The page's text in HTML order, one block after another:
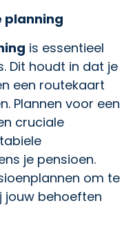
planning
is essentieel
Dit houdt in dat je
een routekaart
Plannen voor een
cruciale
je pensioen.
om te
jouw behoeften